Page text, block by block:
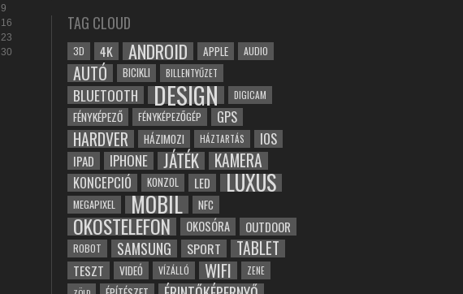
9
16
23
30
TAG CLOUD
3D 4K ANDROID APPLE AUDIO
AUTÓ BICIKLI BILLENTYŰZET
BLUETOOTH DESIGN DIGICAM
FÉNYKÉPEZŐ FÉNYKÉPEZŐGÉP GPS
HARDVER HÁZIMOZI HÁZTARTÁS IOS
IPAD IPHONE JÁTÉK KAMERA
KONCEPCIÓ KONZOL LED LUXUS
MEGAPIXEL MOBIL NFC
OKOSTELEFON OKOSÓRA OUTDOOR
ROBOT SAMSUNG SPORT TABLET
TESZT VIDEÓ VÍZÁLLÓ WIFI
ZENE